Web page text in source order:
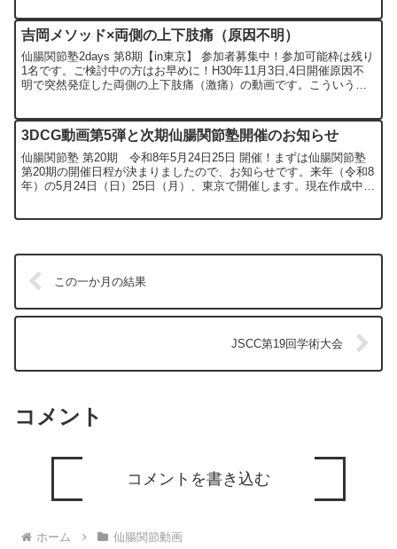
吉岡メソッド×両側の上下肢痛（原因不明）
仙腸関節塾2days 第8期【in東京】 参加者募集中！参加可能枠は残り
1名です。ご検討中の方はお早めに！H30年11月3日,4日開催原因不
明で突然発症した両側の上下肢痛（激痛）の動画です。こういう患
3DCG動画第5弾と次期仙腸関節塾開催のお知らせ
仙腸関節塾 第20期 令和8年5月24日25日 開催！まずは仙腸関節塾
第20期の開催日程が決まりましたので、お知らせです。来年（令和8
年）の5月24日（日）25日（月）、東京で開催します。現在作成中の
この一か月の結果
JSCC第19回学術大会
コメント
コメントを書き込む
ホーム 仙腸関節動画